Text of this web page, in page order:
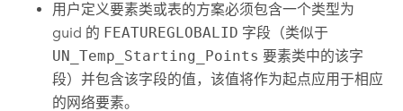
用户定义要素类或表的方案必须包含一个类型为
guid 的 FEATUREGLOBALID 字段（类似于
UN_Temp_Starting_Points 要素类中的该字
段）并包含该字段的值，该值将作为起点应用于相应
的网络要素。